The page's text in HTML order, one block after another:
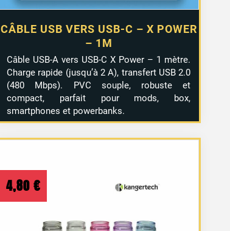
CÂBLE USB VERS USB-C – X POWER
– 1M
Câble USB-A vers USB-C X Power – 1 mètre.
Charge rapide (jusqu’à 2 A), transfert USB 2.0
(480 Mbps). PVC souple, robuste et
compact, parfait pour mods, box,
smartphones et powerbanks.
4,80 €